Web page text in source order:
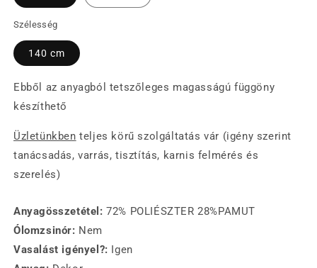
Szélesség
140 cm
Ebből az anyagból tetszőleges magasságú függöny
készíthető
Üzletünkben teljes körű szolgáltatás vár (igény szerint
tanácsadás, varrás, tisztítás, karnis felmérés és
szerelés)
Anyagösszetétel: 72% POLIÉSZTER 28%PAMUT
Ólomzsinór: Nem
Vasalást igényel?: Igen